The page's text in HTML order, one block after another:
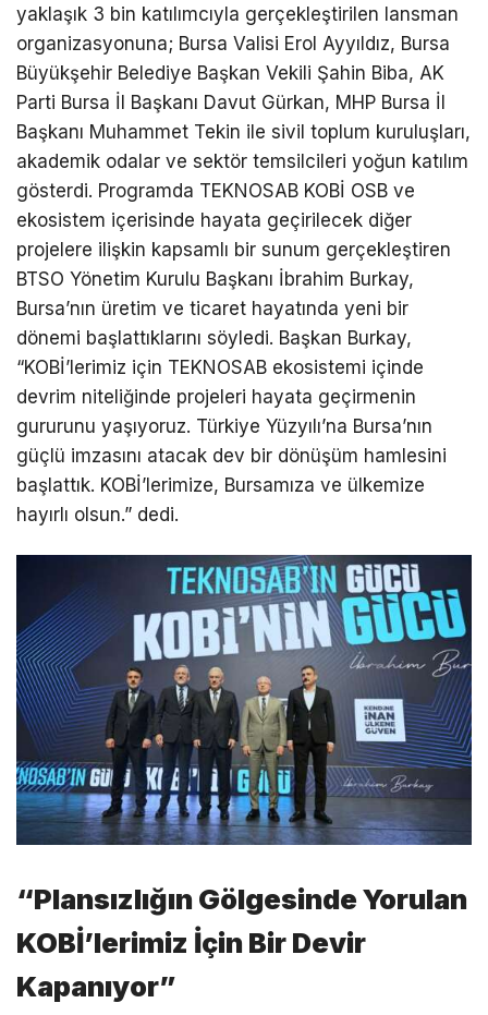
yaklaşık 3 bin katılımcıyla gerçekleştirilen lansman
organizasyonuna; Bursa Valisi Erol Ayyıldız, Bursa
Büyükşehir Belediye Başkan Vekili Şahin Biba, AK
Parti Bursa İl Başkanı Davut Gürkan, MHP Bursa İl
Başkanı Muhammet Tekin ile sivil toplum kuruluşları,
akademik odalar ve sektör temsilcileri yoğun katılım
gösterdi. Programda TEKNOSAB KOBİ OSB ve
ekosistem içerisinde hayata geçirilecek diğer
projelere ilişkin kapsamlı bir sunum gerçekleştiren
BTSO Yönetim Kurulu Başkanı İbrahim Burkay,
Bursa’nın üretim ve ticaret hayatında yeni bir
dönemi başlattıklarını söyledi. Başkan Burkay,
“KOBİ’lerimiz için TEKNOSAB ekosistemi içinde
devrim niteliğinde projeleri hayata geçirmenin
gururunu yaşıyoruz. Türkiye Yüzyılı’na Bursa’nın
güçlü imzasını atacak dev bir dönüşüm hamlesini
başlattık. KOBİ’lerimize, Bursamıza ve ülkemize
hayırlı olsun.” dedi.
“Plansızlığın Gölgesinde Yorulan
KOBİ’lerimiz İçin Bir Devir
Kapanıyor”